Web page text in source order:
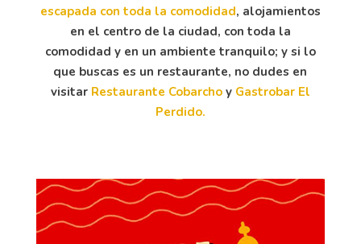
escapada con toda la comodidad, alojamientos
en el centro de la ciudad, con toda la
comodidad y en un ambiente tranquilo; y si lo
que buscas es un restaurante, no dudes en
visitar Restaurante Cobarchoy Gastrobar El
Perdido.